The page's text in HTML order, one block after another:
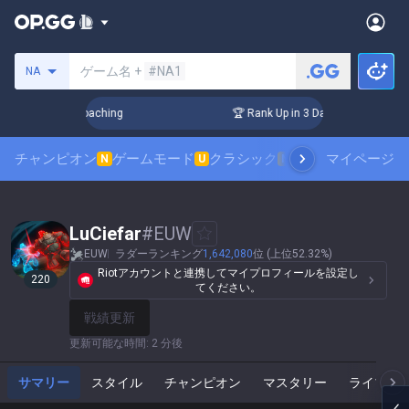
NA ゲーム名 + #NA1
Challenger Coaching 🏆 Rank Up in 3 Days! Challenger
チャンピオン N ゲームモード U クラシック N スキンランキング
マイページ
220
LuCiefar#EUW
EUW ラダーランキング1,642,080位 (上位52.32%)
Riotアカウントと連携してマイプロフィールを設定し
てください。
戦績更新
更新可能な時間 : 2 分後
サマリー スタイル チャンピオン マスタリー ライブゲ